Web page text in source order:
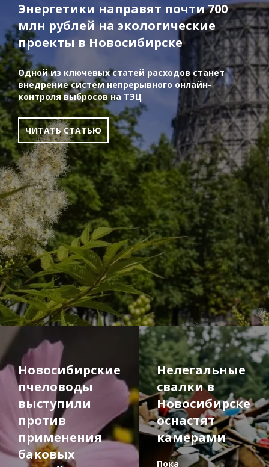
Энергетики направят почти 700
млн рублей на экологические
проекты в Новосибирске
Одной из ключевых статей расходов станет
внедрение систем непрерывного онлайн-
контроля выбросов на ТЭЦ
ЧИТАТЬ СТАТЬЮ
Новосибирские
пчеловоды
выступили
против
применения
баковых
Нелегальные
свалки в
Новосибирске
оснастят
камерами
Пока